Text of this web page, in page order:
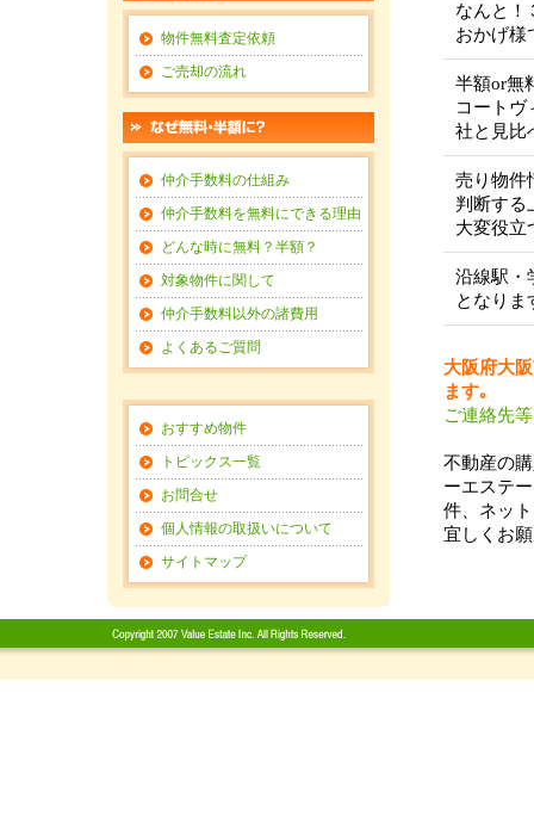
物件無料査定依頼
ご売却の流れ
仲介手数料の仕組み
仲介手数料を無料にできる理由
どんな時に無料？半額？
対象物件に関して
仲介手数料以外の諸費用
よくあるご質問
おすすめ物件
トピックス一覧
お問合せ
個人情報の取扱いについて
サイトマップ
なんと！
おかげ様
半額or無
コートヴ
社と見比
売り物件
判断する
大変役立
沿線駅・
となりま
大阪府大
ます｡
ご連絡先
不動産の
ーエステ
件、ネッ
宜しくお